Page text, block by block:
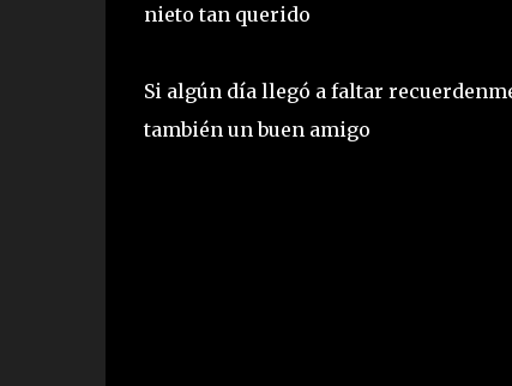
nieto tan querido
Si algún día llegó a faltar
también un buen amigo